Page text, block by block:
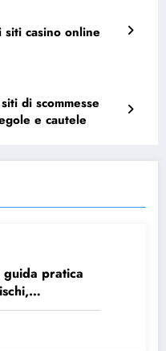
casino online
di scommesse
e cautele
guida pratica